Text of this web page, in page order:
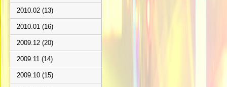
2010.02 (13)
2010.01 (16)
2009.12 (20)
2009.11 (14)
2009.10 (15)